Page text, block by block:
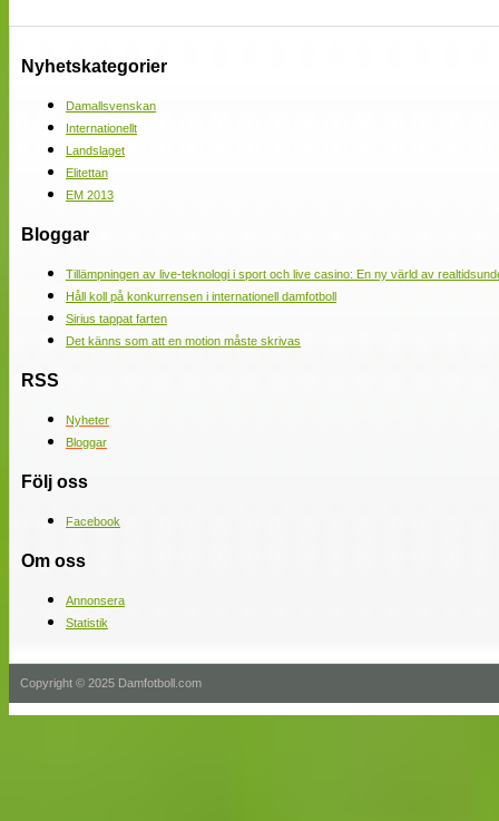
Nyhetskategorier
Damallsvenskan
Internationellt
Landslaget
Elitettan
EM 2013
Bloggar
Tillämpningen av live-teknologi i sport och live casino: En ny värld av
Håll koll på konkurrensen i internationell damfotboll
Sirius tappat farten
Det känns som att en motion måste skrivas
RSS
Nyheter
Bloggar
Följ oss
Facebook
Om oss
Annonsera
Statistik
Copyright © 2025 Damfotboll.com